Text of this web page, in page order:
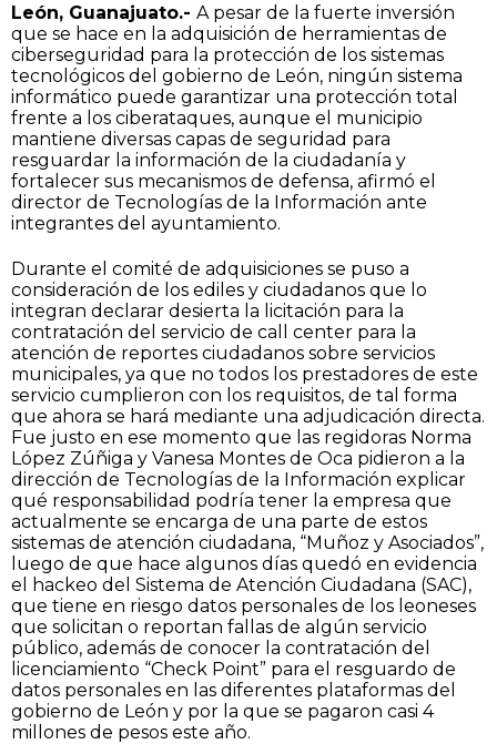
León, Guanajuato.- A pesar de la fuerte inversión
que se hace en la adquisición de herramientas de
ciberseguridad para la protección de los sistemas
tecnológicos del gobierno de León, ningún sistema
informático puede garantizar una protección total
frente a los ciberataques, aunque el municipio
mantiene diversas capas de seguridad para
resguardar la información de la ciudadanía y
fortalecer sus mecanismos de defensa, afirmó el
director de Tecnologías de la Información ante
integrantes del ayuntamiento.
Durante el comité de adquisiciones se puso a
consideración de los ediles y ciudadanos que lo
integran declarar desierta la licitación para la
contratación del servicio de call center para la
atención de reportes ciudadanos sobre servicios
municipales, ya que no todos los prestadores de este
servicio cumplieron con los requisitos, de tal forma
que ahora se hará mediante una adjudicación directa.
Fue justo en ese momento que las regidoras Norma
López Zúñiga y Vanesa Montes de Oca pidieron a la
dirección de Tecnologías de la Información explicar
qué responsabilidad podría tener la empresa que
actualmente se encarga de una parte de estos
sistemas de atención ciudadana, “Muñoz y Asociados”,
luego de que hace algunos días quedó en evidencia
el hackeo del Sistema de Atención Ciudadana (SAC),
que tiene en riesgo datos personales de los leoneses
que solicitan o reportan fallas de algún servicio
público, además de conocer la contratación del
licenciamiento “Check Point” para el resguardo de
datos personales en las diferentes plataformas del
gobierno de León y por la que se pagaron casi 4
millones de pesos este año.